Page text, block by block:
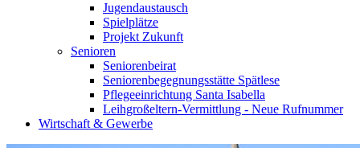
Jugendaustausch
Spielplätze
Projekt Zukunft
Senioren
Seniorenbeirat
Seniorenbegegnungsstätte Spätlese
Pflegeeinrichtung Santa Isabella
Leihgroßeltern-Vermittlung - Neue Rufnummer
Wirtschaft & Gewerbe